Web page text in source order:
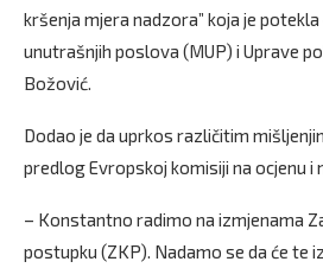
kršenja mjera nadzora” koja je
unutrašnjih poslova (MUP) i Uprave
Božović.
Dodao je da uprkos različitim
predlog Evropskoj komisiji na ocjenu i
– Konstantno radimo na izmjenama
postupku (ZKP). Nadamo se da će te